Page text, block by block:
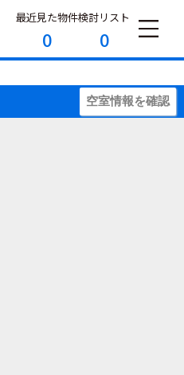
最近見た物件
0
検討リスト
0
空室情報を確認